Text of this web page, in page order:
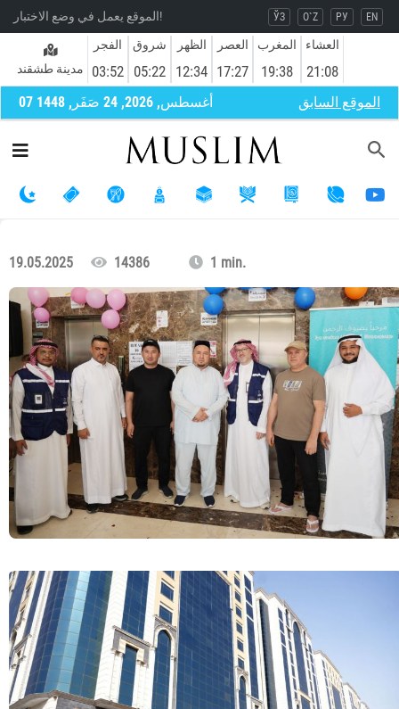
الموقع يعمل في وضع الاختبار! ЎЗ O`Z РУ EN
مدينة طشقند
الفجر
03:52
شروق
05:22
الظهر
12:34
العصر
17:27
المغرب
19:38
العشاء
21:08
07 أغسطس, 2026, 24 صَفَر, 1448 الموقع السابق
19.05.2025 14386 1 min.